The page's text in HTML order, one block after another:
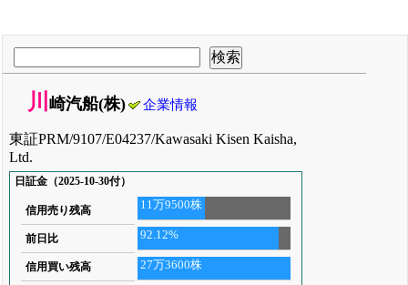
川崎汽船(株) 企業情報
東証PRM/9107/E04237/Kawasaki Kisen Kaisha,
Ltd.
日証金（2025-10-30付）
信用売り残高 11万9500株
前日比 92.12%
信用買い残高 27万3600株